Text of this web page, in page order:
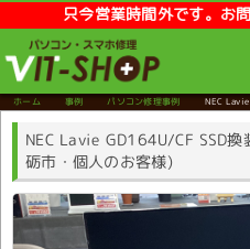
只今営業時間外です。お問合せ
ホーム 事例 パソコン修理事例 NEC
個人のお客様)
NEC Lavie GD164U/CF SSD
砺市・個人のお客様)